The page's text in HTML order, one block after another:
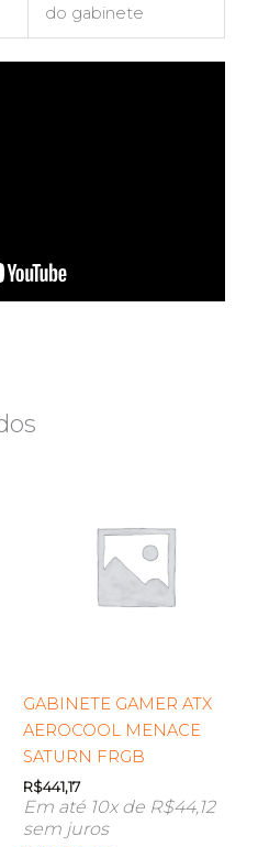
do gabinete
GABINETE GAMER ATX
AEROCOOL MENACE
SATURN FRGB
R$441,17
Em até 10x de R$44,12
sem juros